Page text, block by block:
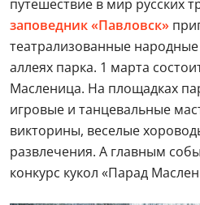
путешествие в мир русских
заповедник «Павловск»
театрализованные
аллеях парка. 1 марта
Масленица. На площадках
игровые и танцевальные
викторины, веселые
развлечения. А главным
конкурс кукол «Парад